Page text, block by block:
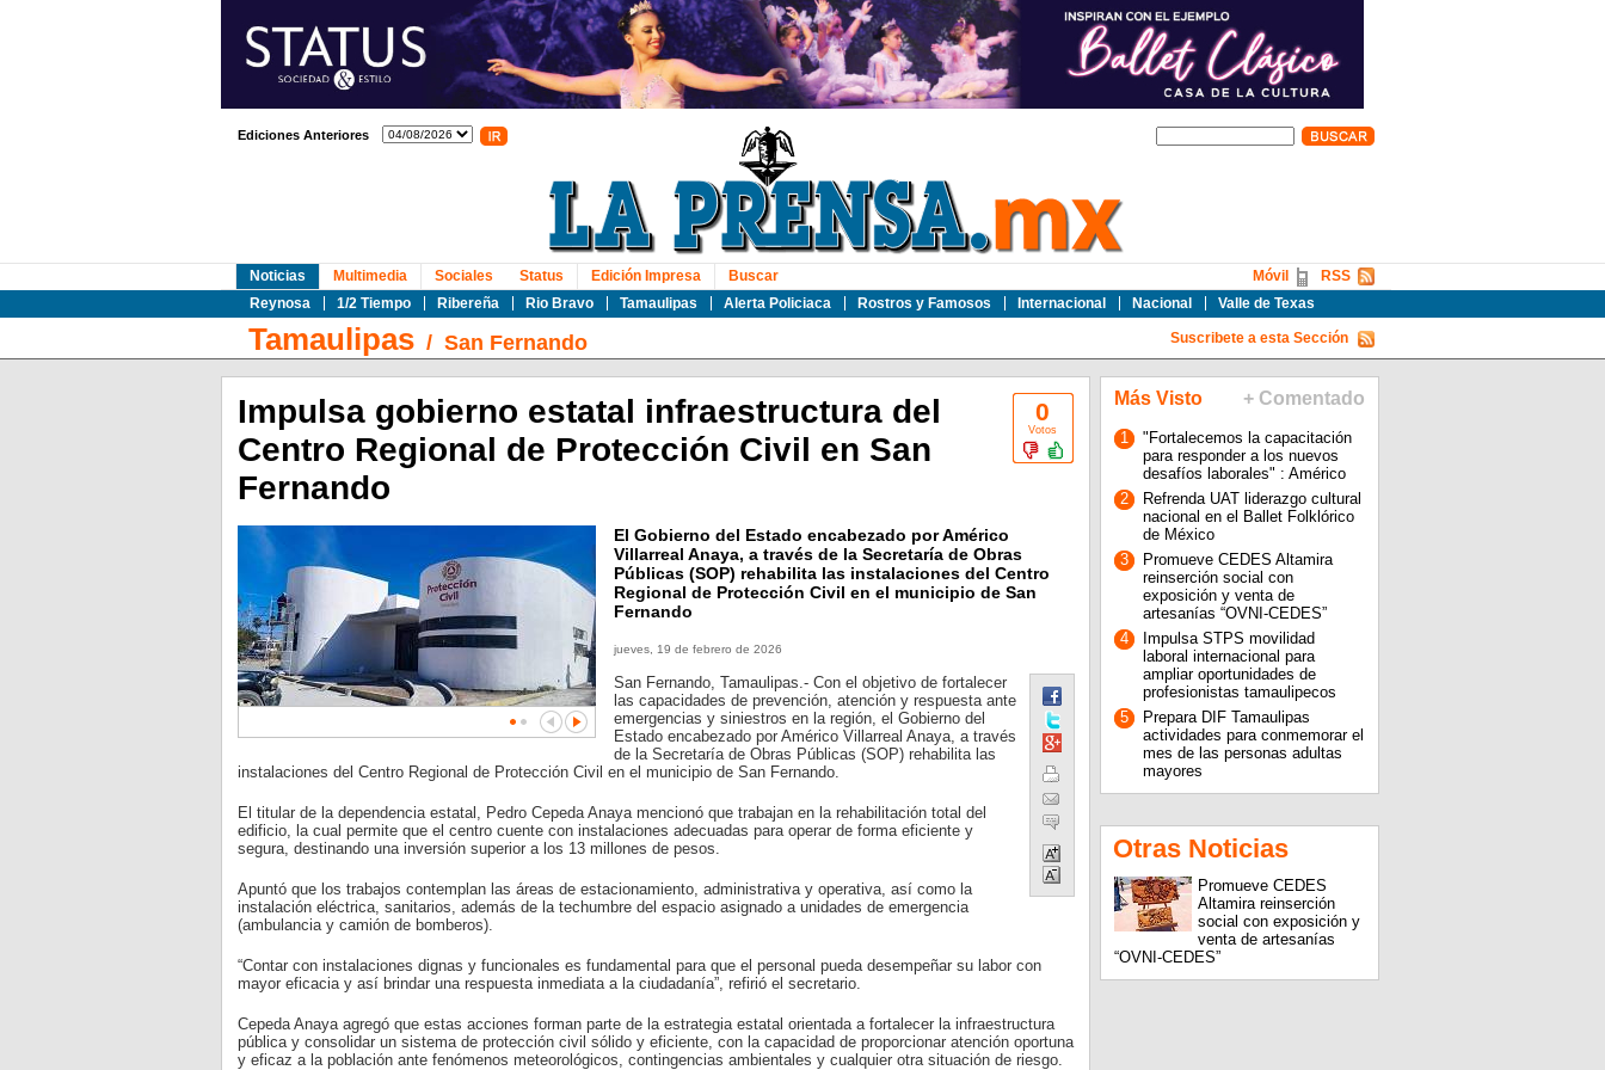
Ediciones Anteriores
Noticias
Reynosa
1/2 Tiempo Ribereña Rio Bravo Tamaulipas Alerta Policiaca Rostros y Famosos Internacional Nacional Valle de Texas
Multimedia Sociales Status Edición Impresa Buscar RSS
Móvil
Tamaulipas/ San Fernando Suscribete a esta Sección
0
Votos
Impulsa gobierno estatal infraestructura del
Centro Regional de Protección Civil en San
Fernando
El Gobierno del Estado encabezado por Américo
Villarreal Anaya, a través de la Secretaría de Obras
Públicas (SOP) rehabilita las instalaciones del Centro
Regional de Protección Civil en el municipio de San
Fernando
jueves, 19 de febrero de 2026
San Fernando, Tamaulipas.- Con el objetivo de fortalecer
las capacidades de prevención, atención y respuesta ante
emergencias y siniestros en la región, el Gobierno del
Estado encabezado por Américo Villarreal Anaya, a través
de la Secretaría de Obras Públicas (SOP) rehabilita las
instalaciones del Centro Regional de Protección Civil en el municipio de San Fernando.
El titular de la dependencia estatal, Pedro Cepeda Anaya mencionó que trabajan en la rehabilitación total del
edificio, la cual permite que el centro cuente con instalaciones adecuadas para operar de forma eficiente y
segura, destinando una inversión superior a los 13 millones de pesos.
Apuntó que los trabajos contemplan las áreas de estacionamiento, administrativa y operativa, así como la
instalación eléctrica, sanitarios, además de la techumbre del espacio asignado a unidades de emergencia
(ambulancia y camión de bomberos).
“Contar con instalaciones dignas y funcionales es fundamental para que el personal pueda desempeñar su labor con
mayor eficacia y así brindar una respuesta inmediata a la ciudadanía”, refirió el secretario.
Cepeda Anaya agregó que estas acciones forman parte de la estrategia estatal orientada a fortalecer la infraestructura
pública y consolidar un sistema de protección civil sólido y eficiente, con la capacidad de proporcionar atención oportuna
y eficaz a la población ante fenómenos meteorológicos, contingencias ambientales y cualquier otra situación de riesgo.
Más Visto + Comentado
1
"Fortalecemos la capacitación
para responder a los nuevos
desafíos laborales" : Américo
2
Refrenda UAT liderazgo cultural
nacional en el Ballet Folklórico
de México
3
Promueve CEDES Altamira
reinserción social con
exposición y venta de
artesanías “OVNI-CEDES”
4
Impulsa STPS movilidad
laboral internacional para
ampliar oportunidades de
profesionistas tamaulipecos
5
Prepara DIF Tamaulipas
actividades para conmemorar el
mes de las personas adultas
mayores
Otras Noticias
Promueve CEDES
Altamira reinserción
social con exposición y
venta de artesanías
“OVNI-CEDES”